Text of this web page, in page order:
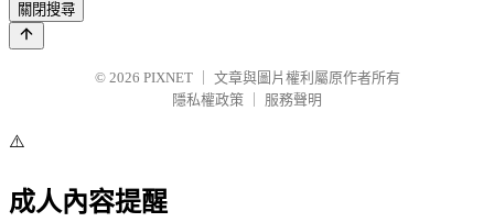
關閉搜尋
© 2026 PIXNET
文章與圖片權利屬原作者所有
隱私權政策
服務聲明
⚠️
成人內容提醒